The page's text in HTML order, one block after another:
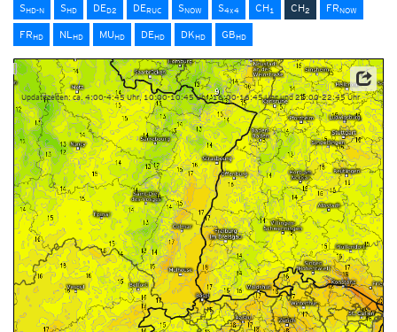
SHD-N SHD DED2 DERUC SNOW S4x4 CH1 CH2 FRNOW
FRHD NLHD MUHD DEHD DKHD GBHD
Updatezeiten: ca. 4:00-4:45 Uhr, 10:00-10:45 Uhr, 16:00-16:45 Uhr und 22:00-22:45 Uhr
Quelle: MeteoSchweiz